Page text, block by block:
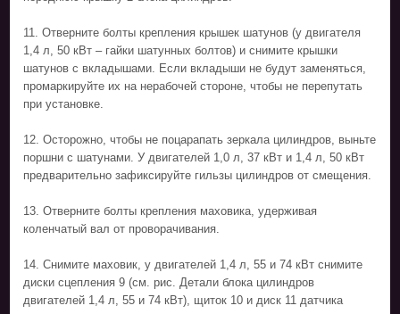
11. Отверните болты крепления крышек шатунов (у двигателя
1,4 л, 50 кВт – гайки шатунных болтов) и снимите крышки
шатунов с вкладышами. Если вкладыши не будут заменяться,
промаркируйте их на нерабочей стороне, чтобы не перепутать
при установке.
12. Осторожно, чтобы не поцарапать зеркала цилиндров, выньте
поршни с шатунами. У двигателей 1,0 л, 37 кВт и 1,4 л, 50 кВт
предварительно зафиксируйте гильзы цилиндров от смещения.
13. Отверните болты крепления маховика, удерживая
коленчатый вал от проворачивания.
14. Снимите маховик, у двигателей 1,4 л, 55 и 74 кВт снимите
диски сцепления 9 (см. рис. Детали блока цилиндров
двигателей 1,4 л, 55 и 74 кВт), щиток 10 и диск 11 датчика